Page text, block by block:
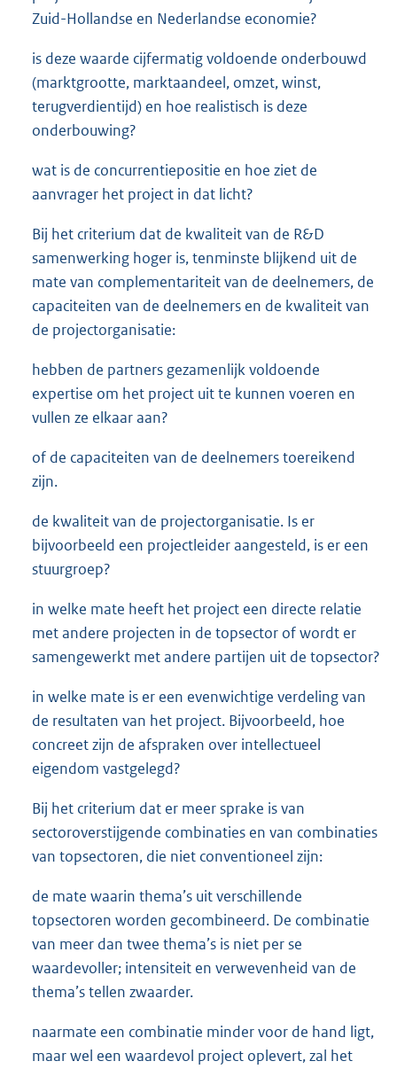
Zuid-Hollandse en Nederlandse economie?
is deze waarde cijfermatig voldoende onderbouwd
(marktgrootte, marktaandeel, omzet, winst,
terugverdientijd) en hoe realistisch is deze
onderbouwing?
wat is de concurrentiepositie en hoe ziet de
aanvrager het project in dat licht?
Bij het criterium dat de kwaliteit van de R&D
samenwerking hoger is, tenminste blijkend uit de
mate van complementariteit van de deelnemers, de
capaciteiten van de deelnemers en de kwaliteit van
de projectorganisatie:
hebben de partners gezamenlijk voldoende
expertise om het project uit te kunnen voeren en
vullen ze elkaar aan?
of de capaciteiten van de deelnemers toereikend
zijn.
de kwaliteit van de projectorganisatie. Is er
bijvoorbeeld een projectleider aangesteld, is er een
stuurgroep?
in welke mate heeft het project een directe relatie
met andere projecten in de topsector of wordt er
samengewerkt met andere partijen uit de topsector?
in welke mate is er een evenwichtige verdeling van
de resultaten van het project. Bijvoorbeeld, hoe
concreet zijn de afspraken over intellectueel
eigendom vastgelegd?
Bij het criterium dat er meer sprake is van
sectoroverstijgende combinaties en van combinaties
van topsectoren, die niet conventioneel zijn:
de mate waarin thema’s uit verschillende
topsectoren worden gecombineerd. De combinatie
van meer dan twee thema’s is niet per se
waardevoller; intensiteit en verwevenheid van de
thema’s tellen zwaarder.
naarmate een combinatie minder voor de hand ligt,
maar wel een waardevol project oplevert, zal het